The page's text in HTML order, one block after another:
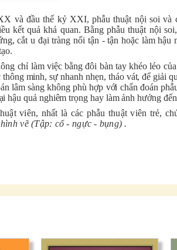
và đầu thế kỷ XXI, phẫu thuật nội soi và
kết quả khả quan. Bằng phẫu thuật nội
cắt u đại tràng nối tận - tận hoặc làm hậu
chỉ làm việc bằng đôi bàn tay khéo léo
minh, sự nhanh nhẹn, tháo vát, để giải
lâm sàng không phù hợp với chẩn đoán
hậu quả nghiêm trọng hay làm ảnh hưởng
viên, nhất là các phẫu thuật viên trẻ,
vẽ (Tập: cổ - ngực - bụng) .